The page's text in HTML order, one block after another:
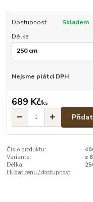
Dostupnost
Skladem
Délka
Nejsme plátci DPH
689 Kč/ks
Číslo produktu:
Varianta:
z
Délka:
Hlídat cenu / dostupnost